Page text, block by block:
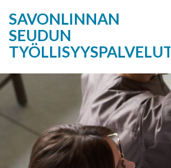
SAVONLINNAN
SEUDUN
TYÖLLISYYSPALVELUT